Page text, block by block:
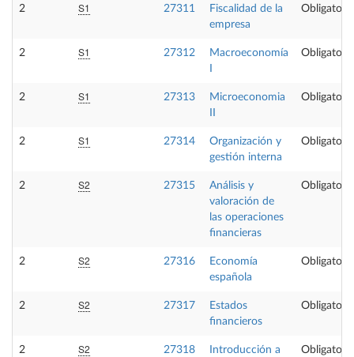
2 S1 27311
Fiscalidad de la
empresa
Obligatoria
2 S1 27312
Macroeconomía
Obligatoria
2 S1 27313
Microeconomia
Obligatoria
2 S1 27314
Organización y
gestión interna
Obligatoria
2 S2 27315
Análisis y
valoración de
las operaciones
financieras
Obligatoria
2 S2 27316
Economía
española
Obligatoria
2 S2 27317
Estados
financieros
Obligatoria
2 S2 27318 Introducción a Obligatoria